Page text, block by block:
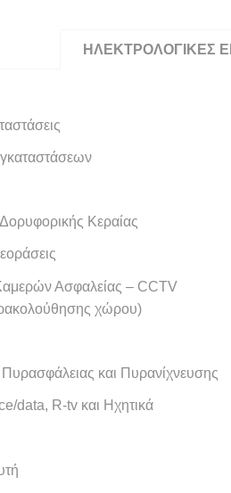
ΗΛΕΚΤΡΟΛΟΓΙΚΕΣ
Κεραίας
Ασφαλείας – CCTV
χώρου)
και Πυρανίχνευσης
data, R-tv και Ηχητικά